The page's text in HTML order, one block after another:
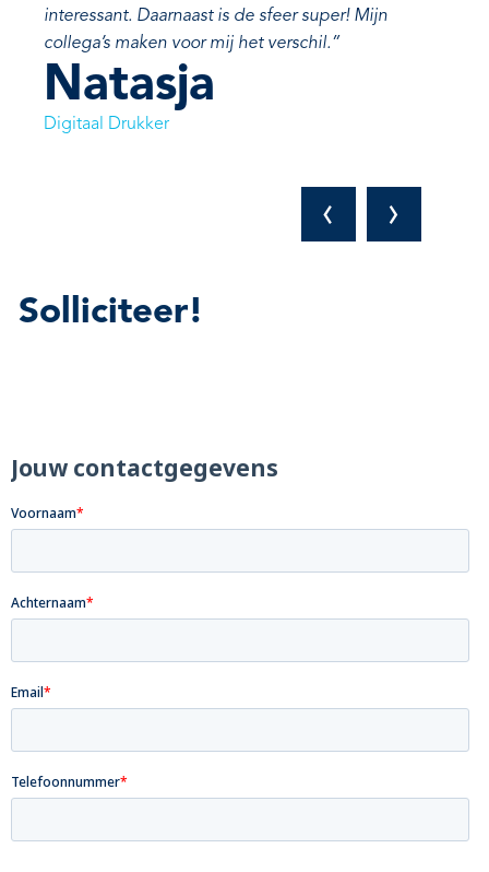
interessant. Daarnaast is de sfeer super! Mijn
collega’s maken voor mij het verschil.”
Natasja
Digitaal Drukker
‹ ›
Solliciteer!